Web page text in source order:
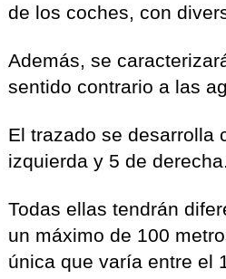
de los coches, con
Además, se
sentido contrario a las
El trazado se desarrolla
izquierda y 5 de derecha.
Todas ellas tendrán
un máximo de 100
única que varía entre el